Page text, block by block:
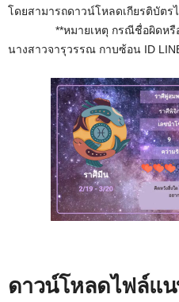
โดยสามารถดาวน์โหลดเกียรติบัต
**หมายเหตุ กรณีชื่อผิดหรือส
นางสาวจารุวรรณ กาบซ้อน ID
ดาวน์โหลดไฟล์แ